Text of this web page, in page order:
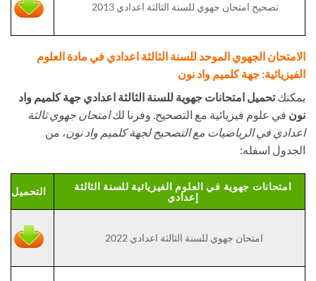
تصحيح امتحان جهوي للسنة الثالثة اعدادي 2013
الامتحان الجهوي الموحد للسنة الثالثة اعدادي في مادة العلوم
الفيزيائية: جهة كلميم واد نون
يمكنكتحميل امتحانات جهوية للسنة الثالثة اعدادي جهة كلميم واد
نون في علوم فيزيائية مع التصحيح. وفرنا لكامتحان جهوي ثالثة
اعدادي في الرياضيات مع التصحيح لجهة كلميم واد نون، من
الجدول اسفله:
امتحانات جهوية في العلوم الفيزيائية للسنة الثالثة
إعدادي
التحميل
امتحان جهوي للسنة الثالثة اعدادي 2022